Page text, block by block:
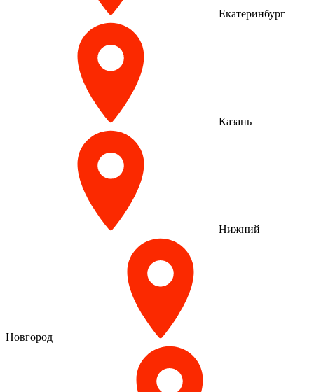
Екатеринбург
Казань
Нижний
Новгород